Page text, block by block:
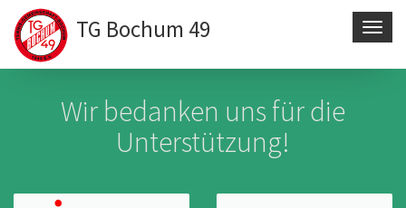
TG Bochum 49
Wir bedanken uns für die
Unterstützung!